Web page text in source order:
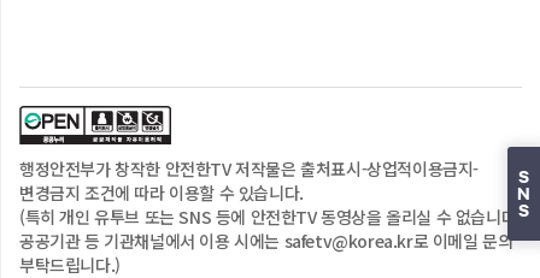
S
N
S
행정안전부가 창작한 안전한TV 저작물은출처표시-상업적이용금지-
변경금지 조건에 따라 이용할 수 있습니다.
(특히 개인 유투브 또는 SNS 등에 안전한TV 동영상을 올리실 수 없습니다.
공공기관 등 기관채널에서 이용 시에는 safetv@korea.kr로 이메일 문의
부탁드립니다.)